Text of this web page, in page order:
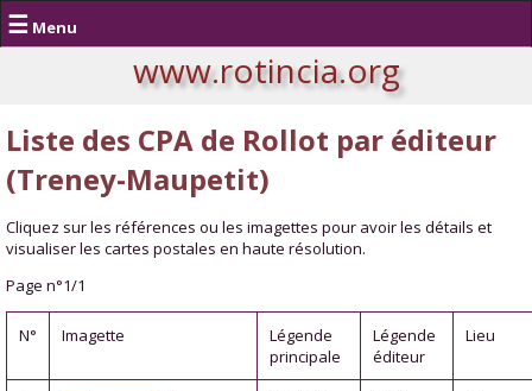
☰ Menu
www.rotincia.org
Liste des CPA de Rollot par éditeur
(Treney-Maupetit)
Cliquez sur les références ou les imagettes pour avoir les détails et
visualiser les cartes postales en haute résolution.
Page n°1/1
N° Imagette
Légende
principale
Légende
éditeur
Lieu